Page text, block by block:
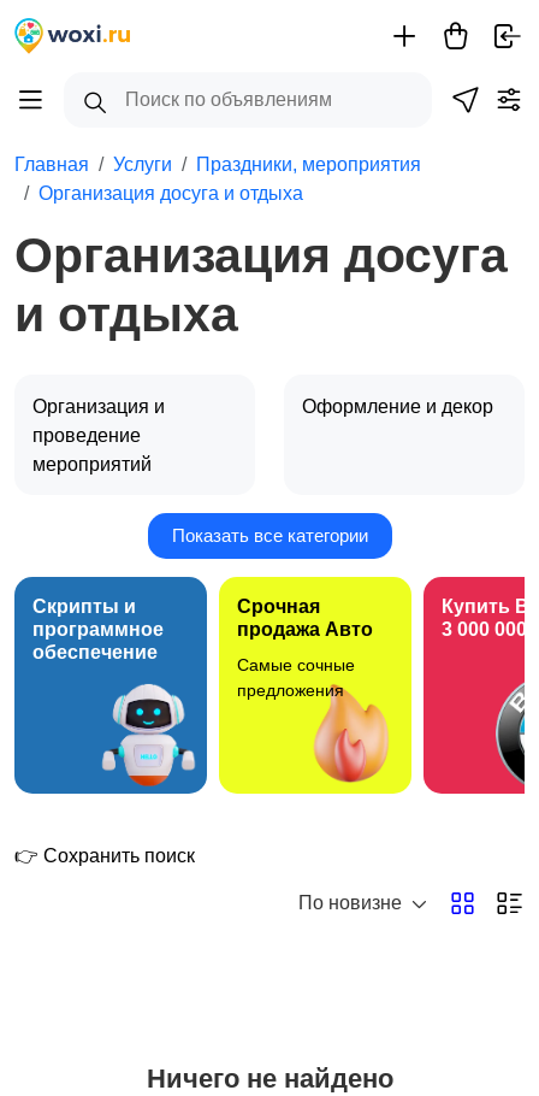
Главная Услуги
Праздники, мероприятия
Организация досуга и отдыха
Организация досуга
и отдыха
Организация и
проведение
мероприятий
Оформление и декор
Прокат и аренда для
мероприятий
Организация досуга и
отдыха
Показать все категории
Скрипты и
программное
обеспечение
Срочная
продажа Авто
Самые сочные
предложения
Купить
3 000 000
👉 Сохранить поиск
По новизне
Ничего не найдено